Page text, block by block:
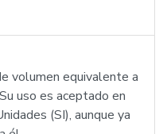
volumen equivalente a
uso es aceptado en
(SI), aunque ya